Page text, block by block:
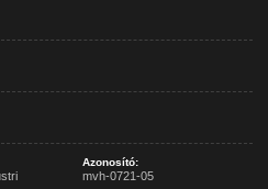
Azonosító:
mvh-0721-05